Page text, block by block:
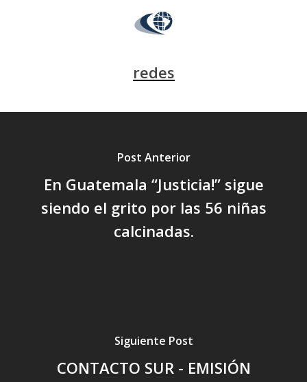
redes
Post Anterior
En Guatemala “Justicia!” sigue
siendo el grito por las 56 niñas
calcinadas.
Siguiente Post
CONTACTO SUR - EMISIÓN